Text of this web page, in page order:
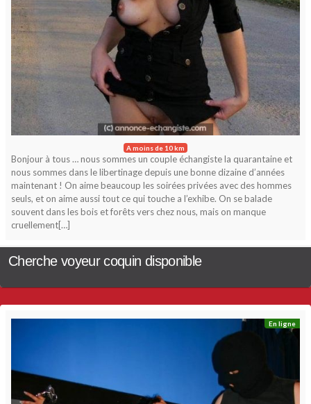
A moins de 10 km
Bonjour à tous … nous sommes un couple échangiste la quarantaine et
nous sommes dans le libertinage depuis une bonne dizaine d’années
maintenant ! On aime beaucoup les soirées privées avec des hommes
seuls, et on aime aussi tout ce qui touche a l’exhibe. On se balade
souvent dans les bois et forêts vers chez nous, mais on manque
cruellement[…]
Cherche voyeur coquin disponible
En ligne